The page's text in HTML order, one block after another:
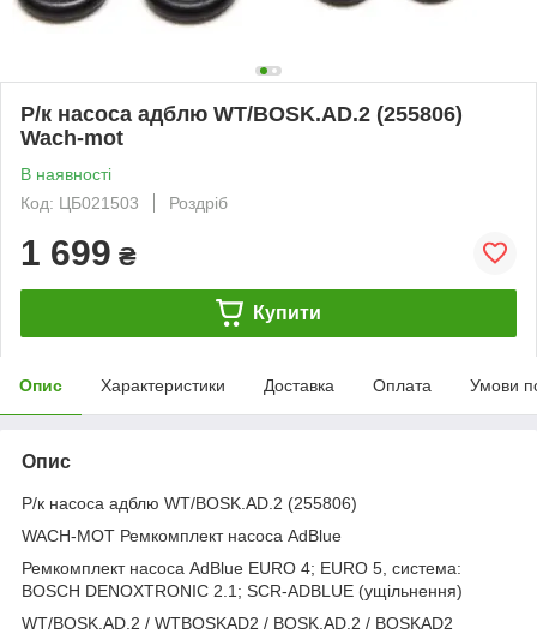
Р/к насоса адблю WT/BOSK.AD.2 (255806)
Wach-mot
В наявності
Код: ЦБ021503
Роздріб
1 699 ₴
Купити
Опис Характеристики Доставка Оплата Умови
Опис
Р/к насоса адблю WT/BOSK.AD.2 (255806)
WACH-MOT Ремкомплект насоса AdBlue
Ремкомплект насоса AdBlue EURO 4; EURO 5, система:
BOSCH DENOXTRONIC 2.1; SCR-ADBLUE (ущільнення)
WT/BOSK.AD.2 / WTBOSKAD2 / BOSK.AD.2 / BOSKAD2